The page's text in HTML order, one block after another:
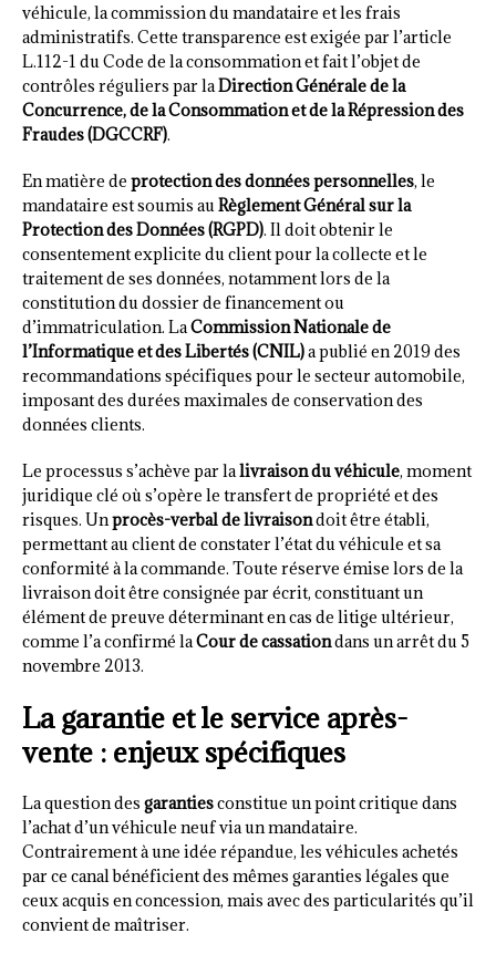
véhicule, la commission du mandataire et les frais
administratifs. Cette transparence est exigée par l’article
L.112-1 du Code de la consommation et fait l’objet de
contrôles réguliers par laDirection Générale de la
Concurrence, de la Consommation et de la Répression des
Fraudes (DGCCRF).
En matière de protection des données personnelles, le
mandataire est soumis auRèglement Général sur la
Protection des Données (RGPD). Il doit obtenir le
consentement explicite du client pour la collecte et le
traitement de ses données, notamment lors de la
constitution du dossier de financement ou
d’immatriculation. LaCommission Nationale de
l’Informatique et des Libertés (CNIL)a publié en 2019 des
recommandations spécifiques pour le secteur automobile,
imposant des durées maximales de conservation des
données clients.
Le processus s’achève par lalivraison du véhicule, moment
juridique clé où s’opère le transfert de propriété et des
risques. Unprocès-verbal de livraisondoit être établi,
permettant au client de constater l’état du véhicule et sa
conformité à la commande. Toute réserve émise lors de la
livraison doit être consignée par écrit, constituant un
élément de preuve déterminant en cas de litige ultérieur,
comme l’a confirmé laCour de cassationdans un arrêt du 5
novembre 2013.
La garantie et le service après-
vente : enjeux spécifiques
La question des garantiesconstitue un point critique dans
l’achat d’un véhicule neuf via un mandataire.
Contrairement à une idée répandue, les véhicules achetés
par ce canal bénéficient des mêmes garanties légales que
ceux acquis en concession, mais avec des particularités qu’il
convient de maîtriser.